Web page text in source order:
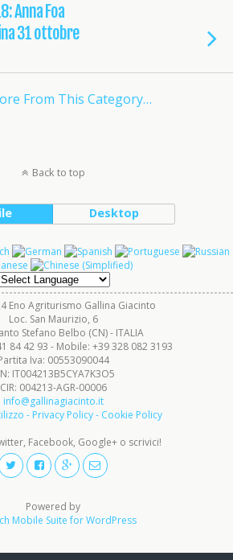
Anna Foa
31 ottobre
From This Category…
Back to top
Desktop
Eno Agriturismo Gallina Giacinto
Loc. San Maurizio, 6
Stefano Belbo (CN) - ITALIA
84 42 93 - Mobile: +39 328 082 3193
Iva: 00553090044
IT004213B5CYA7K3O5
CIR: 004213-AGR-00006
info@gallinagiacinto.it
- Privacy Policy - Cookie Policy
Facebook, Google+ o scrivici!
Powered by
Mobile Suite for WordPress